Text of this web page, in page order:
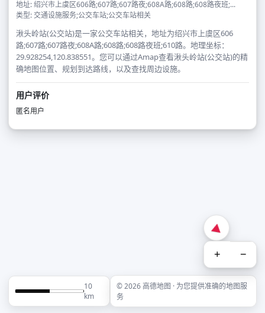
地址: 绍兴市上虞区606路;607路;607路夜;608A路;608路;608路夜班;...
类型: 交通设施服务;公交车站;公交车站相关
湫头岭站(公交站)是一家公交车站相关，地址为绍兴市上虞区606
路;607路;607路夜;608A路;608路;608路夜班;610路。地理坐标：
29.928254,120.838551。您可以通过Amap查看湫头岭站(公交站)的精
确地图位置、规划到达路线，以及查找周边设施。
用户评价
匿名用户
+ −
10
km
© 2026 高德地图 · 为您提供准确的地图服
务